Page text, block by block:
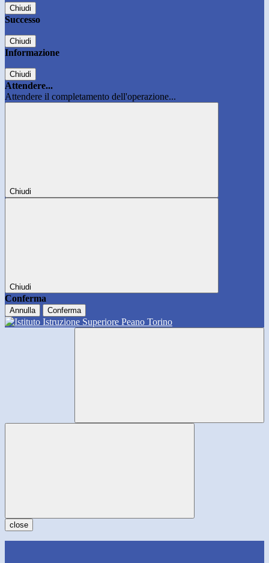
Chiudi
Successo
Chiudi
Informazione
Chiudi
Attendere...
Attendere il completamento dell'operazione...
Chiudi
Chiudi
Conferma
Annulla Conferma
close